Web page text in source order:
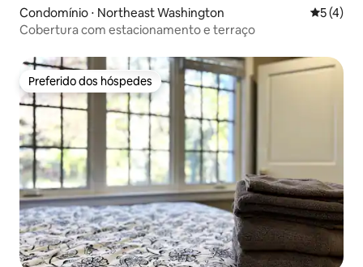
Condomínio ⋅ Northeast Washington 5 de
5 (4)
Cobertura com estacionamento e terraço
Preferido dos hóspedes
Preferido dos hóspedes